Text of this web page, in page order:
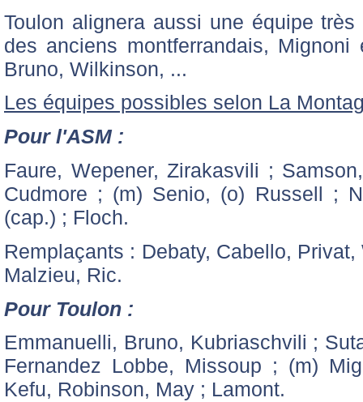
Toulon alignera aussi une équipe
des anciens montferrandais,
Bruno, Wilkinson, ...
Les équipes possibles selon La
Pour l'ASM :
Faure, Wepener, Zirakasvili ;
Cudmore ; (m) Senio, (o) Russell ;
(cap.) ; Floch.
Remplaçants : Debaty, Cabello,
Malzieu, Ric.
Pour Toulon :
Emmanuelli, Bruno, Kubriaschvili ;
Fernandez Lobbe, Missoup ; (m)
Kefu, Robinson, May ; Lamont.